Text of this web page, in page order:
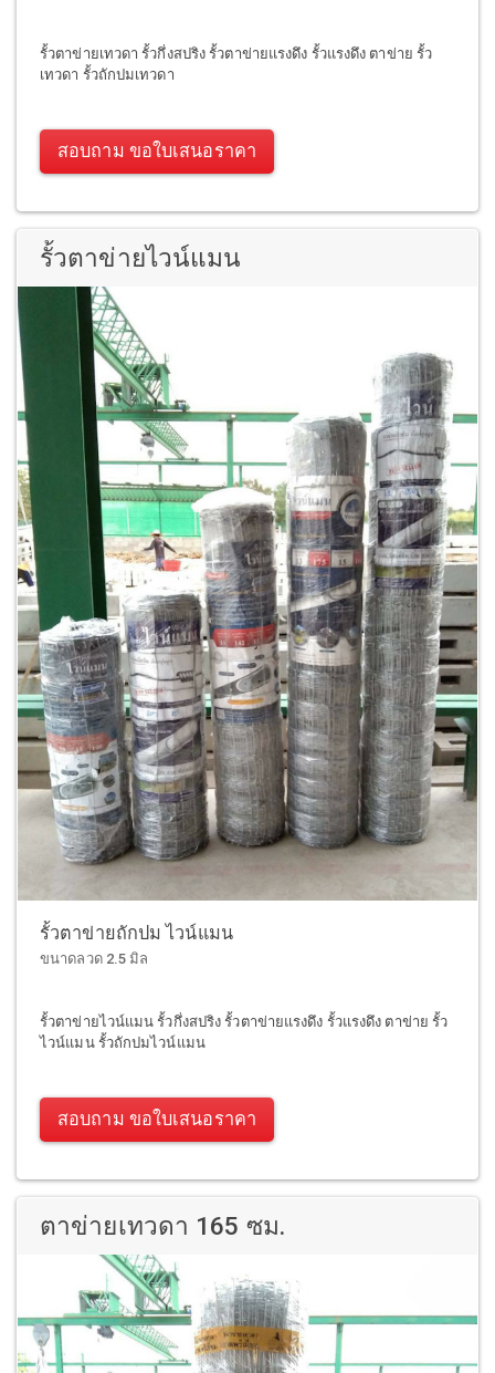
รั้วตาข่ายเทวดา รั้วกึ่งสปริง รั้วตาข่ายแรงดึง รั้วแรงดึง ตาข่าย รั้ว
เทวดา รั้วถักปมเทวดา
สอบถาม ขอใบเสนอราคา
รั้วตาข่ายไวน์แมน
รั้วตาข่ายถักปม ไวน์แมน
ขนาดลวด 2.5 มิล
รั้วตาข่ายไวน์แมน รั้วกึ่งสปริง รั้วตาข่ายแรงดึง รั้วแรงดึง ตาข่าย รั้ว
ไวน์แมน รั้วถักปมไวน์แมน
สอบถาม ขอใบเสนอราคา
ตาข่ายเทวดา 165 ซม.